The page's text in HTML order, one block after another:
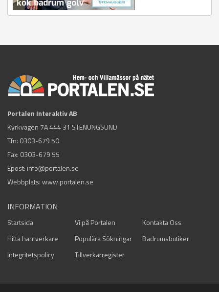
Portalen Interaktiv AB
Kyrkvägen 7A 444 31 STENUNGSUND
Tfn: 0303-679 50
Fax: 0303-679 55
Epost: info@portalen.se
Webbplats: www.portalen.se
INFORMATION
Startsida Vi på Portalen
Kontakta Oss
Hitta hantverkare
Populära Sökningar
Badrumsbutiker
Integritetspolicy
Tillverkarregister